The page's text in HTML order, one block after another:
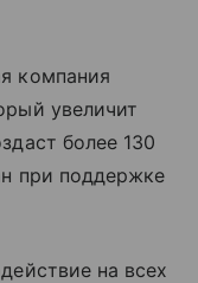
компания
увеличит
более 130
при поддержке
на всех